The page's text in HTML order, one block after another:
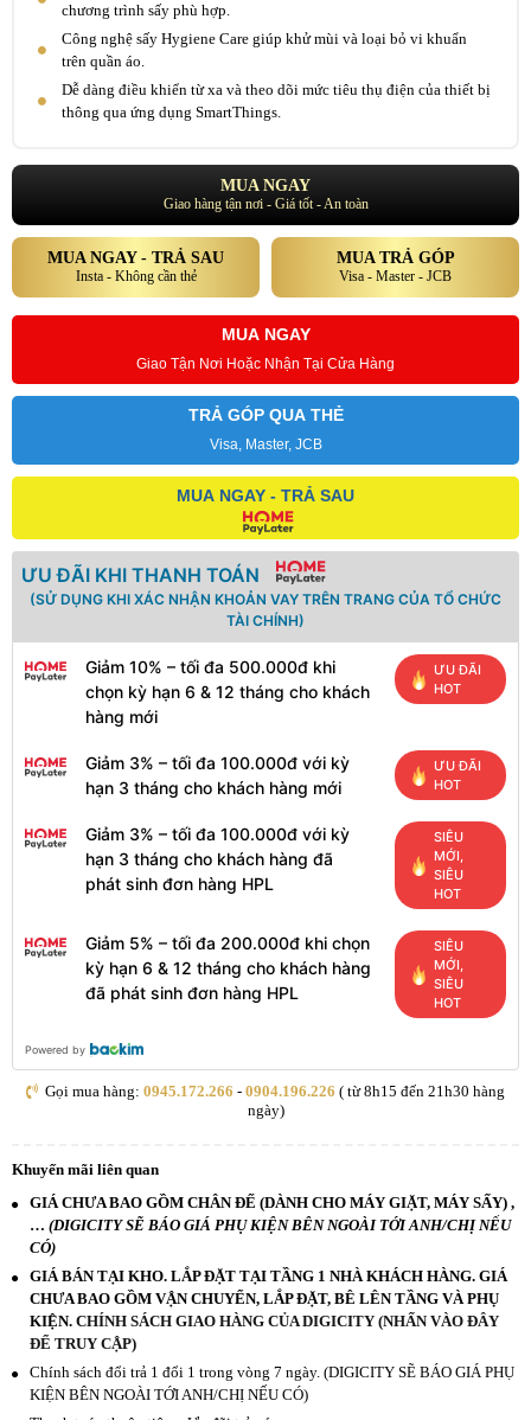
chương trình sấy phù hợp.
Công nghệ sấy Hygiene Care giúp khử mùi và loại bỏ vi khuẩn
trên quần áo.
Dễ dàng điều khiển từ xa và theo dõi mức tiêu thụ điện của thiết bị
thông qua ứng dụng SmartThings.
MUA NGAY
Giao hàng tận nơi - Giá tốt - An toàn
MUA NGAY - TRẢ SAU
Insta - Không cần thẻ
MUA TRẢ GÓP
Visa - Master - JCB
MUA NGAY
Giao Tận Nơi Hoặc Nhận Tại Cửa Hàng
TRẢ GÓP QUA THẺ
Visa, Master, JCB
MUA NGAY - TRẢ SAU
ƯU ĐÃI KHI THANH TOÁN
(SỬ DỤNG KHI XÁC NHẬN KHOẢN VAY TRÊN TRANG CỦA TỔ CHỨC
TÀI CHÍNH)
Giảm 10% – tối đa 500.000đ khi
chọn kỳ hạn 6 & 12 tháng cho khách
hàng mới
ƯU ĐÃI
HOT
Giảm 3% – tối đa 100.000đ với kỳ
hạn 3 tháng cho khách hàng mới
ƯU ĐÃI
HOT
Giảm 3% – tối đa 100.000đ với kỳ
hạn 3 tháng cho khách hàng đã
phát sinh đơn hàng HPL
SIÊU
MỚI,
SIÊU
HOT
Giảm 5% – tối đa 200.000đ khi chọn
kỳ hạn 6 & 12 tháng cho khách hàng
đã phát sinh đơn hàng HPL
SIÊU
MỚI,
SIÊU
HOT
Powered by
Gọi mua hàng: 0945.172.266 - 0904.196.226 ( từ 8h15 đến 21h30 hàng
ngày)
Khuyến mãi liên quan
GIÁ CHƯA BAO GỒM CHÂN ĐẾ (DÀNH CHO MÁY GIẶT, MÁY SẤY) ,
… (DIGICITY SẼ BÁO GIÁ PHỤ KIỆN BÊN NGOÀI TỚI ANH/CHỊ NẾU
CÓ)
GIÁ BÁN TẠI KHO. LẮP ĐẶT TẠI TẦNG 1 NHÀ KHÁCH HÀNG. GIÁ
CHƯA BAO GỒM VẬN CHUYỂN, LẮP ĐẶT, BÊ LÊN TẦNG VÀ PHỤ
KIỆN. CHÍNH SÁCH GIAO HÀNG CỦA DIGICITY (NHẤN VÀO ĐÂY
ĐỂ TRUY CẬP)
Chính sách đổi trả 1 đổi 1 trong vòng 7 ngày. (DIGICITY SẼ BÁO GIÁ PHỤ
KIỆN BÊN NGOÀI TỚI ANH/CHỊ NẾU CÓ)